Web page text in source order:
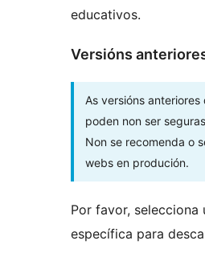
educativos.
Versións
As versións anteriores
poden non ser
Non se recomenda o
webs en produción.
Por favor, selecciona
específica para